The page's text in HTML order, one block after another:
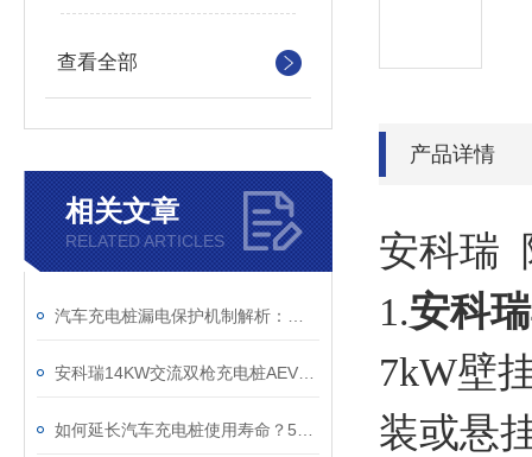
查看全部
相关文章
RELATED ARTICLES
产品详情
安科瑞
1.安科
7kW壁
装或悬